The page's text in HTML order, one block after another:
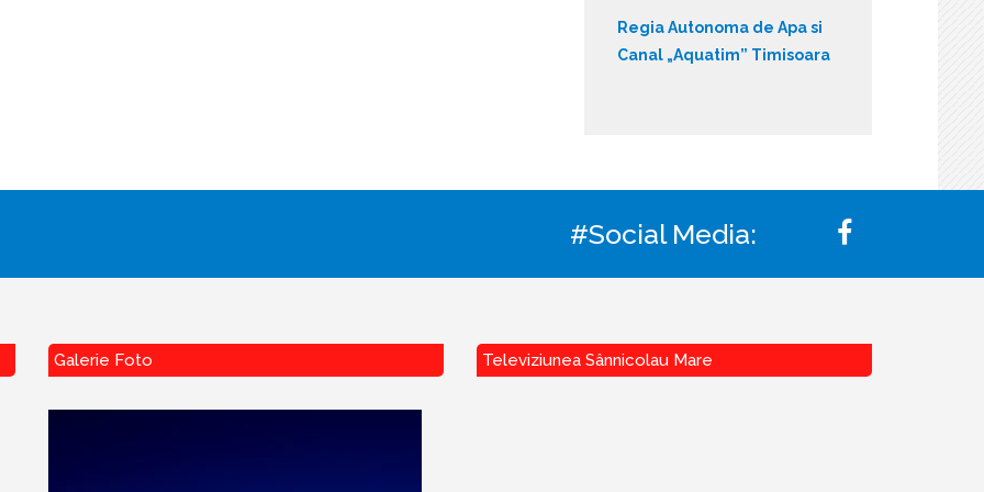
Regia Autonoma de Apa si
Canal „Aquatim” Timisoara
#Social Media:
Galerie Foto Televiziunea Sânnicolau Mare